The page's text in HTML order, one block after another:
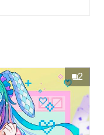
2